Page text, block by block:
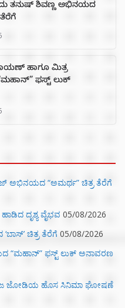
ತನುಷ್ ಶಿವಣ್ಣ ಅಭಿನಯದ
ಹಾಗೂ ಮಿತ್ರ
ಫಸ್ಟ್ ಲುಕ್
ಅಭಿನಯದ “ಅಮರ್ಥ” ಚಿತ್ರ ತೆರೆಗೆ
ದೃಶ್ಯ ವೈಭವ 05/08/2026
ಚಿತ್ರ ತೆರೆಗೆ 05/08/2026
“ಮಹಾನ್” ಫಸ್ಟ್ ಲುಕ್ ಅನಾವರಣ
ಜೋಡಿಯ ಹೊಸ ಸಿನಿಮಾ ಘೋಷಣೆ